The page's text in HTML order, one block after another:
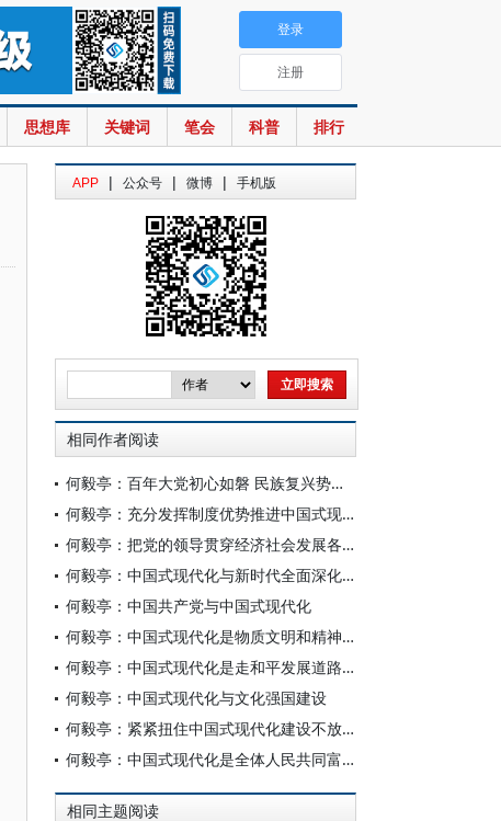
思想库 关键词 笔会 科普 排行
登录
注册
APP | 公众号 | 微博 | 手机版
相同作者阅读
何毅亭：百年大党初心如磐 民族复兴势不可挡
何毅亭：充分发挥制度优势推进中国式现代化
何毅亭：把党的领导贯穿经济社会发展各方面全过程
何毅亭：中国式现代化与新时代全面深化改革
何毅亭：中国共产党与中国式现代化
何毅亭：中国式现代化是物质文明和精神文明相协调的现代化
何毅亭：中国式现代化是走和平发展道路的现代化
何毅亭：中国式现代化与文化强国建设
何毅亭：紧紧扭住中国式现代化建设不放松
何毅亭：中国式现代化是全体人民共同富裕的社会主义现代化
相同主题阅读